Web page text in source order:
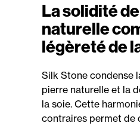
La solidité
naturelle
légèreté de
Silk Stone condense
pierre naturelle et la
la soie. Cette
contraires permet de